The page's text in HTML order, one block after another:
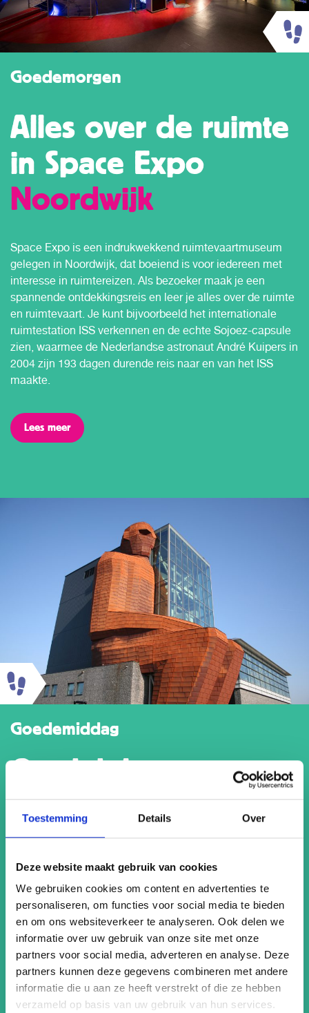
Toestemming Details Over
Deze website maakt gebruik van cookies
We gebruiken cookies om content en advertenties te
personaliseren, om functies voor social media te bieden
en om ons websiteverkeer te analyseren. Ook delen we
informatie over uw gebruik van onze site met onze
partners voor social media, adverteren en analyse. Deze
partners kunnen deze gegevens combineren met andere
informatie die u aan ze heeft verstrekt of die ze hebben
verzameld op basis van uw gebruik van hun services.
Goedemorgen
Alles over de ruimte
in Space Expo
Noordwijk
Space Expo is een indrukwekkend ruimtevaartmuseum
gelegen in Noordwijk, dat boeiend is voor iedereen met
interesse in ruimtereizen. Als bezoeker maak je een
spannende ontdekkingsreis en leer je alles over de ruimte
en ruimtevaart. Je kunt bijvoorbeeld het internationale
ruimtestation ISS verkennen en de echte Sojoez-capsule
zien, waarmee de Nederlandse astronaut André Kuipers in
2004 zijn 193 dagen durende reis naar en van het ISS
maakte.
Lees meer
Goedemiddag
Ontdek het
menselijk lichaam bij
CORPUS
CORPUS biedt een unieke kijk op het menselijk lichaam.
Dit bijzondere museum neemt je mee op een
spectaculaire ‘reis door de mens’ van 55 minuten.
Nergens anders krijg je zo’n fascinerend inzicht in hoe ons
lichaam functioneert. Na de reis begint het interactieve
gedeelte met speciale tentoonstellingen en games over
het menselijk lichaam. CORPUS is geschikt voor alle
leeftijden vanaf 6 jaar en bevindt zich in Oegstgeest.